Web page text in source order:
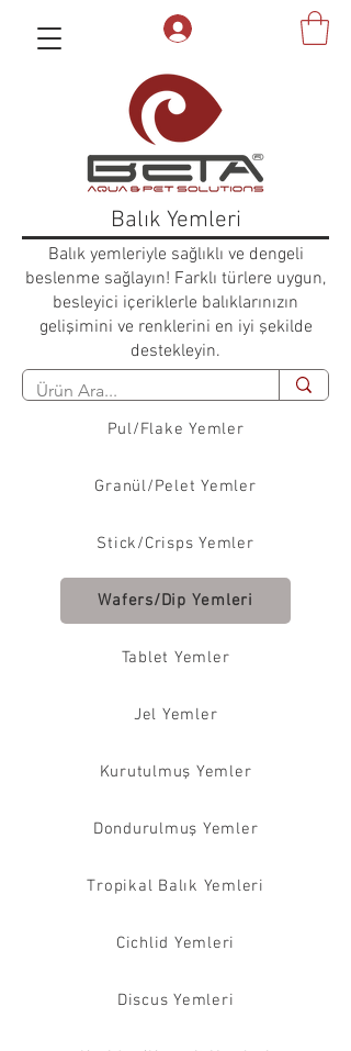
Balık Yemleri
Balık yemleriyle sağlıklı ve dengeli
beslenme sağlayın! Farklı türlere uygun,
besleyici içeriklerle balıklarınızın
gelişimini ve renklerini en iyi şekilde
destekleyin.
Pul/Flake Yemler
Granül/Pelet Yemler
Stick/Crisps Yemler
Wafers/Dip Yemleri
Tablet Yemler
Jel Yemler
Kurutulmuş Yemler
Dondurulmuş Yemler
Tropikal Balık Yemleri
Cichlid Yemleri
Discus Yemleri